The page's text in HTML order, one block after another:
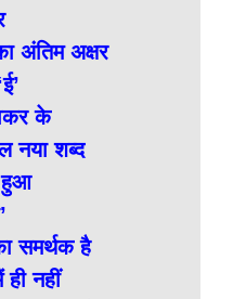
अंतिम अक्षर
के
नया शब्द
हुआ
समर्थक है
ही नहीं